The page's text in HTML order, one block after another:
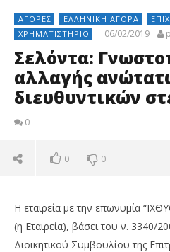
ΑΓΟΡΈΣ ΕΛΛΗΝΙΚΉ ΑΓΟΡΆ
ΧΡΗΜΑΤΙΣΤΉΡΙΟ
06/02/2019
Σελόντα:
αλλαγής
διευθυντικών
0
0 0
H εταιρεία με την επωνυμία
(η Εταιρεία), βάσει του ν. 3340/
Διοικητικού Συμβουλίου της